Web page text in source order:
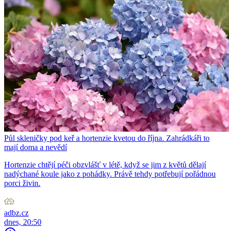
Půl skleničky pod keř a hortenzie kvetou do října. Zahrádkáři to
mají doma a nevědí
Hortenzie chtějí péči obzvlášť v létě, když se jim z květů dělají
nadýchané koule jako z pohádky. Právě tehdy potřebují pořádnou
porci živin.
adbz.cz
dnes, 20:50